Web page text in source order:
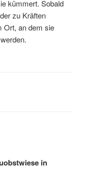
kümmert. Sobald
zu Kräften
Ort, an dem sie
in